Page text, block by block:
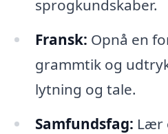
sprogkundskaber.
Fransk: Opnå en
grammtik og
lytning og tale.
Samfundsfag: Lær